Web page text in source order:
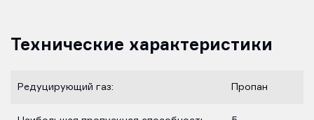
Технические характеристики
Редуцирующий газ: Пропан